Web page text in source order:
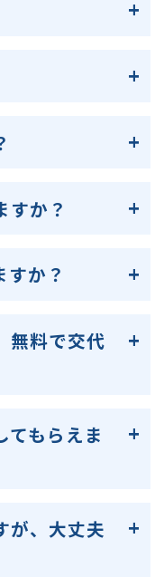
すか？
か？
無料で交代
てもらえま
が、大丈夫